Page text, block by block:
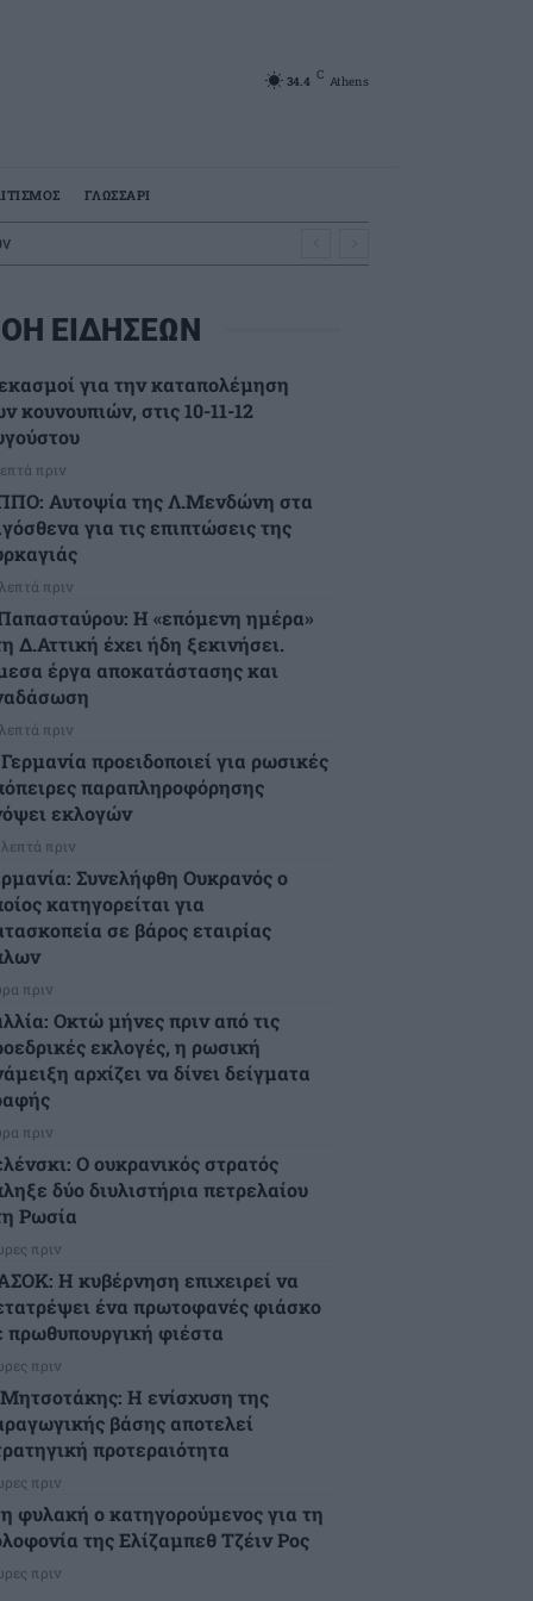
34.4 C Athens
ΓΛΩΣΣΑΡΙ
ΕΙΔΗΣΕΩΝ
για την καταπολέμηση
κουνουπιών, στις 10-11-12
πριν
Αυτοψία της Λ.Μενδώνη στα
για τις επιπτώσεις της
πριν
Η «επόμενη ημέρα»
Δ.Αττική έχει ήδη ξεκινήσει.
έργα αποκατάστασης και
πριν
προειδοποιεί για ρωσικές
παραπληροφόρησης
εκλογών
πριν
Συνελήφθη Ουκρανός ο
κατηγορείται για
σε βάρος εταιρίας
πριν
Οκτώ μήνες πριν από τις
εκλογές, η ρωσική
αρχίζει να δίνει δείγματα
πριν
Ο ουκρανικός στρατός
δύο διυλιστήρια πετρελαίου
Ρωσία
πριν
Η κυβέρνηση επιχειρεί να
ένα πρωτοφανές φιάσκο
πρωθυπουργική φιέστα
πριν
Η ενίσχυση της
βάσης αποτελεί
προτεραιότητα
πριν
φυλακή ο κατηγορούμενος για τη
της Ελίζαμπεθ Τζέιν Ρος
πριν